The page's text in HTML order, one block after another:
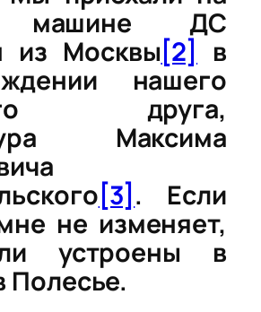
машине ДС
из Москвы [2]
в
нашего
друга,
Максима
[3] . Если
не изменяет,
устроены в
Полесье.